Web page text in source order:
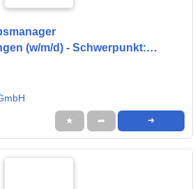
(w/m/d) - Schwerpunkt:
★ ➦ ➜